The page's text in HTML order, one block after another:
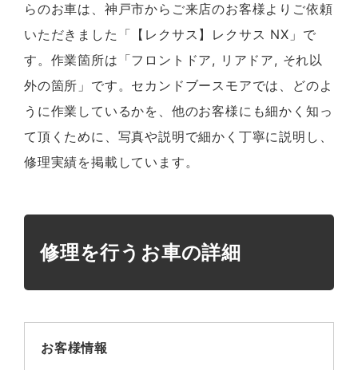
らのお車は、神戸市からご来店のお客様よりご依頼
いただきました「【レクサス】レクサス NX」で
す。作業箇所は「フロントドア, リアドア, それ以
外の箇所」です。セカンドブースモアでは、どのよ
うに作業しているかを、他のお客様にも細かく知っ
て頂くために、写真や説明で細かく丁寧に説明し、
修理実績を掲載しています。
修理を行うお車の詳細
お客様情報